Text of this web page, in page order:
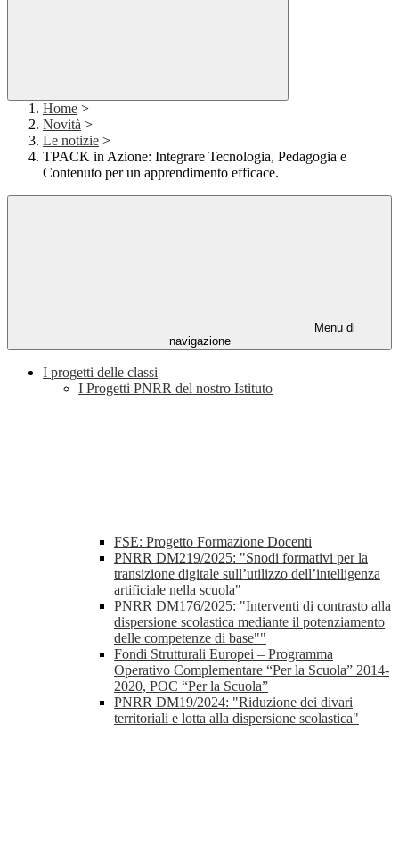
Home >
Novità >
Le notizie >
TPACK in Azione: Integrare Tecnologia, Pedagogia e
Contenuto per un apprendimento efficace.
Menu di
navigazione
I progetti delle classi
I Progetti PNRR del nostro Istituto
FSE: Progetto Formazione Docenti
PNRR DM219/2025: "Snodi formativi per la
transizione digitale sull’utilizzo dell’intelligenza
artificiale nella scuola"
PNRR DM176/2025: "Interventi di contrasto alla
dispersione scolastica mediante il potenziamento
delle competenze di base""
Fondi Strutturali Europei – Programma
Operativo Complementare “Per la Scuola” 2014-
2020, POC “Per la Scuola”
PNRR DM19/2024: "Riduzione dei divari
territoriali e lotta alla dispersione scolastica"